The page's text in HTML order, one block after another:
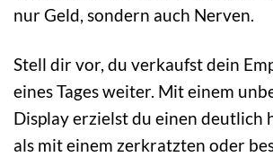
nur Geld, sondern auch Nerven.
Stell dir vor, du verkaufst dein
eines Tages weiter. Mit einem
Display erzielst du einen deutlich
als mit einem zerkratzten oder